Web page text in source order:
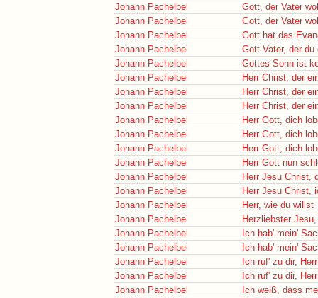
Johann Pachelbel
Gott, der Vater
Johann Pachelbel
Gott, der Vater
Johann Pachelbel
Gott hat das
Johann Pachelbel
Gott Vater, der du
Johann Pachelbel
Gottes Sohn ist
Johann Pachelbel
Herr Christ, der
Johann Pachelbel
Herr Christ, der
Johann Pachelbel
Herr Christ, der
Johann Pachelbel
Herr Gott, dich
Johann Pachelbel
Herr Gott, dich
Johann Pachelbel
Herr Gott, dich
Johann Pachelbel
Herr Gott nun
Johann Pachelbel
Herr Jesu Christ,
Johann Pachelbel
Herr Jesu Christ,
Johann Pachelbel
Herr, wie du willst
Johann Pachelbel
Herzliebster
Johann Pachelbel
Ich hab' mein'
Johann Pachelbel
Ich hab' mein'
Johann Pachelbel
Ich ruf' zu dir,
Johann Pachelbel
Ich ruf' zu dir,
Johann Pachelbel
Ich weiß, dass